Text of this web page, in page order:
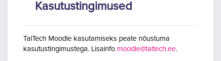
Kasutustingimused
TalTech Moodle kasutamiseks peate nõustuma
kasutustingimustega. Lisainfo moodle@taltech.ee.